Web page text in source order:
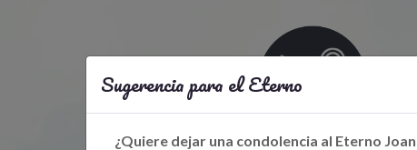
Sugerencia para el Eterno
¿Quiere dejar una condolencia al Eterno